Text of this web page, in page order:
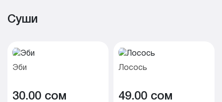
Суши
Эби
30.00 cом
Лосось
49.00 cом